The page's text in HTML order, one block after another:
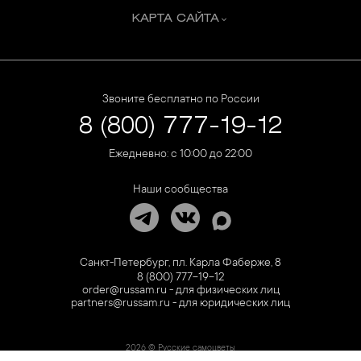
КАРТА САЙТА
Звоните бесплатно по России
8 (800) 777-19-12
Ежедневно: с 10:00 до 22:00
Наши сообщества
Санкт-Петербург, пл. Карла Фаберже, 8
8 (800) 777-19-12
order@russam.ru - для физических лиц
partners@russam.ru - для юридических лиц
2026 © Русские самоцветы